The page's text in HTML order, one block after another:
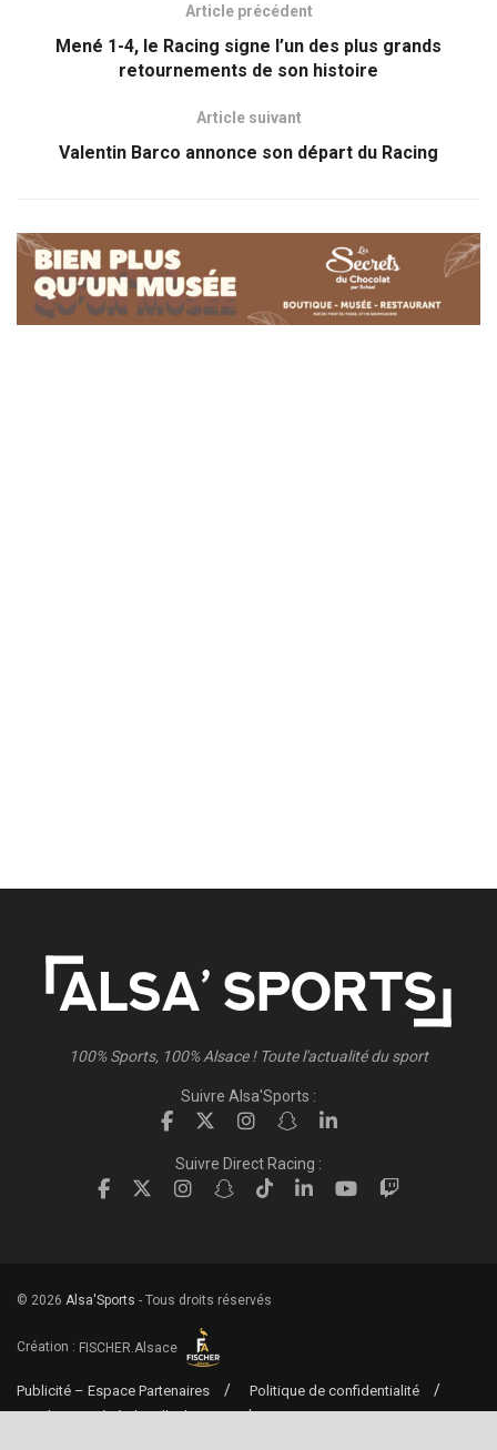
Article précédent
Mené 1-4, le Racing signe l’un des plus grands
retournements de son histoire
Article suivant
Valentin Barco annonce son départ du Racing
100% Sports, 100% Alsace ! Toute l'actualité du sport
Suivre Alsa'Sports :
Suivre Direct Racing :
© 2026 Alsa'Sports - Tous droits réservés
Création : FISCHER.Alsace
Publicité – Espace Partenaires
Politique de confidentialité
Conditions générales d’utilisation